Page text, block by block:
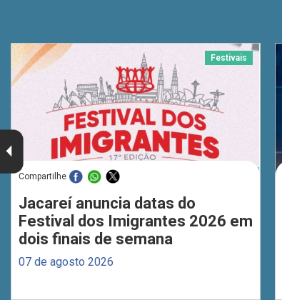
Festivais
Compartilhe
Jacareí anuncia datas do
Festival dos Imigrantes 2026 em
dois finais de semana
07 de agosto 2026